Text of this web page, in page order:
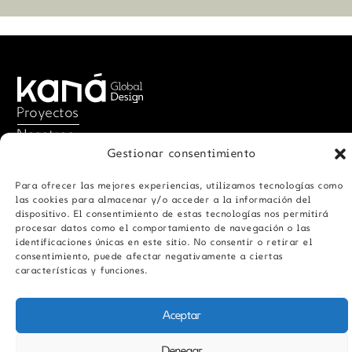
Gestionar consentimiento
Para ofrecer las mejores experiencias, utilizamos tecnologías como
las cookies para almacenar y/o acceder a la información del
dispositivo. El consentimiento de estas tecnologías nos permitirá
procesar datos como el comportamiento de navegación o las
identificaciones únicas en este sitio. No consentir o retirar el
consentimiento, puede afectar negativamente a ciertas
características y funciones.
Aceptar
Proyectos
Proyectos
Nosotros
Contacto
Legal notice
Legal notice
Política de privacidad
Política de privacidad
Política de cookies
Política de cookies